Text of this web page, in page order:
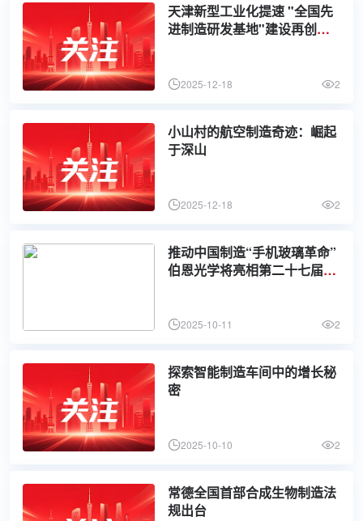
天津新型工业化提速 "全国先
进制造研发基地"建设再创佳
2025-12-18 2
小山村的航空制造奇迹：崛起
于深山
2025-12-18 2
推动中国制造“手机玻璃革命”
伯恩光学将亮相第二十七届高
2025-10-11 2
探索智能制造车间中的增长秘
密
2025-10-10 2
常德全国首部合成生物制造法
规出台